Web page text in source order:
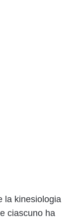
la kinesiologia
ciascuno ha